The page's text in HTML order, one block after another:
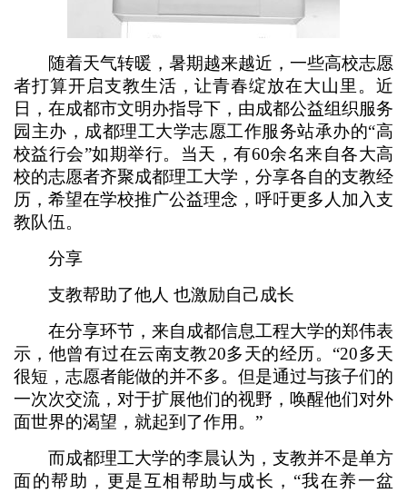
随着天气转暖，暑期越来越近，一些高校志愿
者打算开启支教生活，让青春绽放在大山里。近
日，在成都市文明办指导下，由成都公益组织服务
园主办，成都理工大学志愿工作服务站承办的“高
校益行会”如期举行。当天，有60余名来自各大高
校的志愿者齐聚成都理工大学，分享各自的支教经
历，希望在学校推广公益理念，呼吁更多人加入支
教队伍。
分享
支教帮助了他人 也激励自己成长
在分享环节，来自成都信息工程大学的郑伟表
示，他曾有过在云南支教20多天的经历。“20多天
很短，志愿者能做的并不多。但是通过与孩子们的
一次次交流，对于扩展他们的视野，唤醒他们对外
面世界的渴望，就起到了作用。”
而成都理工大学的李晨认为，支教并不是单方
面的帮助，更是互相帮助与成长，“我在养一盆